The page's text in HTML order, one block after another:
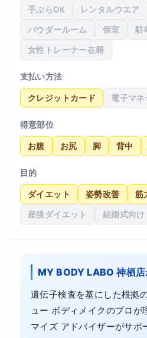
手ぶらOK レンタルウエア
パウダールーム 個室 駐
女性トレーナー在籍
支払い方法
クレジットカード 電子マネ
得意部位
お腹 お尻 脚 背中
目的
ダイエット 姿勢改善 筋
産後ダイエット 結婚式向け
MY BODY LABO 神栖店
遺伝子検査を基にした根拠
ュー ボディメイクのプロが
マイズ アドバイザーがサポ